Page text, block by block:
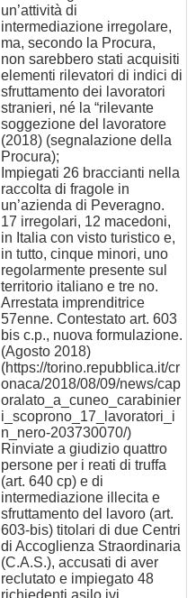
un’attività di
intermediazione irregolare,
ma, secondo la Procura,
non sarebbero stati acquisiti
elementi rilevatori di indici di
sfruttamento dei lavoratori
stranieri, né la “rilevante
soggezione del lavoratore
(2018) (segnalazione della
Procura);
Impiegati 26 braccianti nella
raccolta di fragole in
un’azienda di Peveragno.
17 irregolari, 12 macedoni,
in Italia con visto turistico e,
in tutto, cinque minori, uno
regolarmente presente sul
territorio italiano e tre no.
Arrestata imprenditrice
57enne. Contestato art. 603
bis c.p., nuova formulazione.
(Agosto 2018)
(https://torino.repubblica.it/cr
onaca/2018/08/09/news/cap
oralato_a_cuneo_carabinier
i_scoprono_17_lavoratori_i
n_nero-203730070/)
Rinviate a giudizio quattro
persone per i reati di truffa
(art. 640 cp) e di
intermediazione illecita e
sfruttamento del lavoro (art.
603-bis) titolari di due Centri
di Accoglienza Straordinaria
(C.A.S.), accusati di aver
reclutato e impiegato 48